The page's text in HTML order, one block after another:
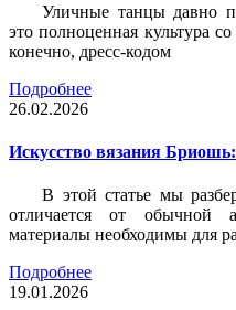
Уличные танцы давно
это полноценная культура
конечно, дресс-кодом
Подробнее
26.02.2026
Искусство вязания
В этой статье мы
отличается от обычной
материалы необходимы для
Подробнее
19.01.2026